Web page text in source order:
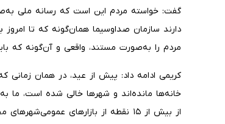
گفت: خواسته مردم این است که رسانه ملی
دارند سازمان صداوسیما همان‌گونه که تا
مردم را به‌صورت مستند، واقعی و آن‌گونه که
کریمی ادامه داد: پیش از عید، در همان زمانی
خانه‌ها مانده‌اند و شهرها خالی شده است، ما
از بیش از ۱۵ نقطه از بازارهای